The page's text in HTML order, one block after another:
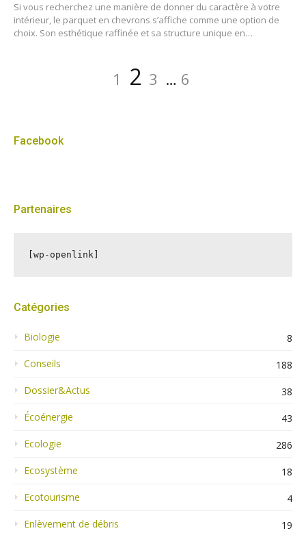
Si vous recherchez une manière de donner du caractère à votre
intérieur, le parquet en chevrons s’affiche comme une option de
choix. Son esthétique raffinée et sa structure unique en…
Page
1 Page
2 Page
3 … Page
6
Facebook
Partenaires
[wp-openlink]
Catégories
Biologie
8
Conseils
188
Dossier&Actus
38
Écoénergie
43
Ecologie
286
Ecosystème
18
Ecotourisme
4
Enlèvement de débris
19